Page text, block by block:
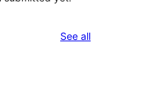
See allreviews